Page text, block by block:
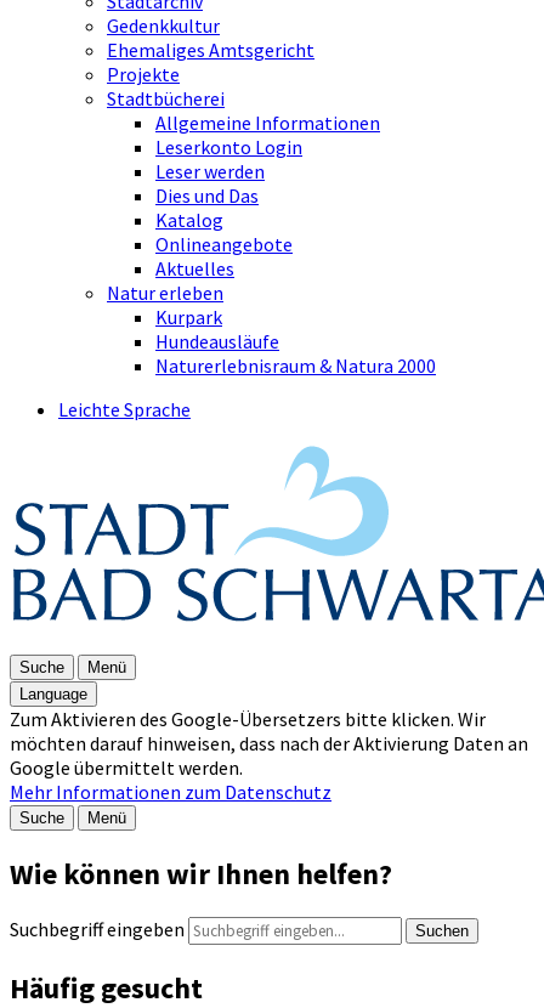
Gedenkkultur
Ehemaliges Amtsgericht
Projekte
Stadtbücherei
Allgemeine Informationen
Leserkonto Login
Leser werden
Dies und Das
Katalog
Onlineangebote
Aktuelles
Natur erleben
Kurpark
Hundeausläufe
Naturerlebnisraum & Natura 2000
Leichte Sprache
Suche
Menü
Language
Zum Aktivieren des Google-Übersetzers bitte klicken. Wir
möchten darauf hinweisen, dass nach der Aktivierung Daten an
Google übermittelt werden.
Mehr Informationen zum Datenschutz
Suche Menü
Wie können wir Ihnen helfen?
Suchbegriff eingeben Suchen
Häufig gesucht